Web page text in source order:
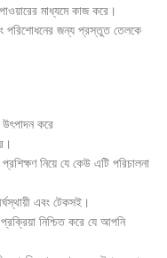
মাধ্যমে কাজ করে।
পরিশোধনের জন্য প্রস্তুত তেলকে
করে
নিয়ে যে কেউ এটি পরিচালনা
এবং টেকসই।
নিশ্চিত করে যে আপনি